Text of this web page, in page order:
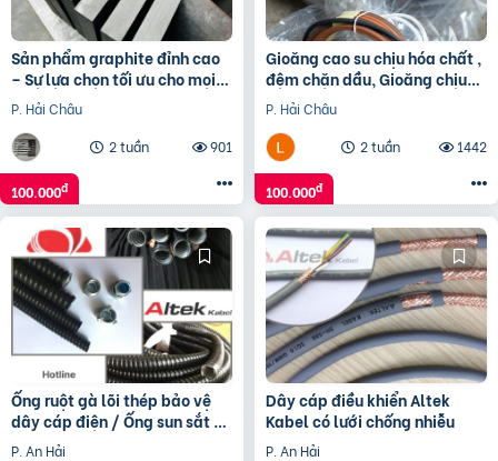
Sản phẩm graphite đỉnh cao
– Sự lựa chọn tối ưu cho mọi
ứng dụng
P. Hải Châu
2 tuần
901
100.000đ
Gioăng cao su chịu hóa chất ,
đệm chặn dầu, Gioăng chịu
nhiệt độ cao, Gioăng ViTon
FKM
P. Hải Châu
2 tuần
1442
100.000đ
Ống ruột gà lõi thép bảo vệ
dây cáp điện / Ống sun sắt /
Ống kẽm đàn hồi bọc nhựa
P. An Hải
Dây cáp điều khiển Altek
Kabel có lưới chống nhiễu
P. An Hải